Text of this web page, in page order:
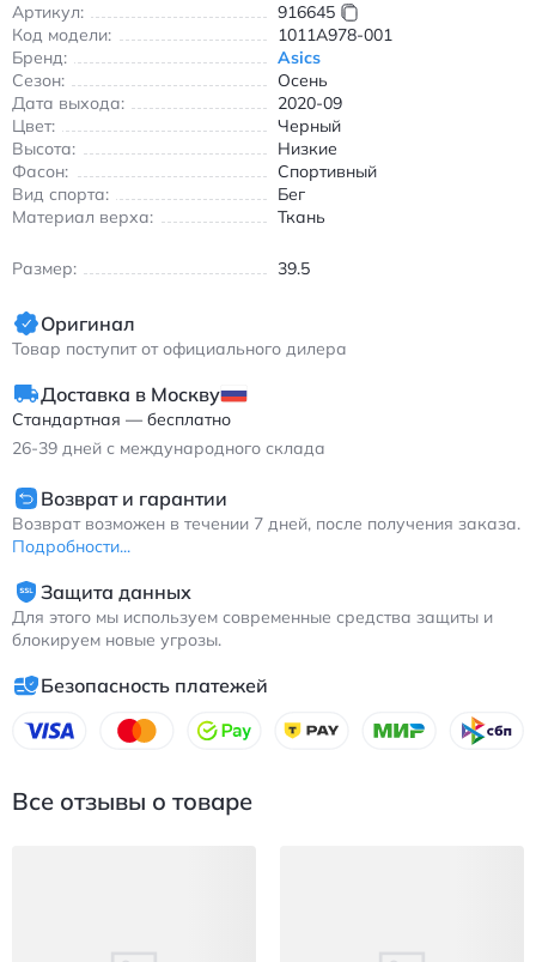
шаге. Модель оснащена износостойкой резиновой подошвой
AHAR, которая сохраняет сцепление на асфальте и беговых
дорожках.
Кроссовки идеально подходят для тренировок в прохладную
погоду благодаря умеренной утепленности и защите от влаги.
Легкая конструкция и анатомическая форма стопы делают
их незаменимыми для длительных пробежек. Сочетание
черного и серебристого цветов придает спортивному силуэту
стильный и современный вид.
- Дышащий текстильный верх
- Износостойкая подошва AHAR
- Система FLYTEFOAM для легкости и упругости
Asics GEL-Nimbus 22 мужские кроссовки для бега с
амортизацией черно-серебристые
Артикул:
916645
Код модели:
1011A978-001
Бренд:
Asics
Сезон:
Осень
Дата выхода:
2020-09
Цвет:
Черный
Высота:
Низкие
Фасон:
Спортивный
Вид спорта:
Бег
Материал верха:
Ткань
Размер: 39.5
Оригинал
Товар поступит от официального дилера
Доставка в Москву
Стандартная — бесплатно
26-39 дней с международного склада
Возврат и гарантии
Возврат возможен в течении 7 дней, после получения заказа.
Подробности...
Защита данных
Для этого мы используем современные средства защиты и
блокируем новые угрозы.
Безопасность платежей
Все отзывы о товаре